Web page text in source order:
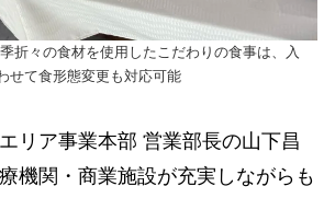
折々の食材を使用したこだわりの食事は、入
せて食形態変更も対応可能
リア事業本部 営業部長の山下昌
機関・商業施設が充実しながらも